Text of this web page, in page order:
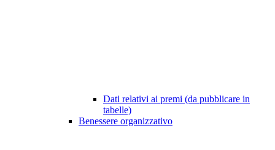
Dati relativi ai premi (da pubblicare in
tabelle)
Benessere organizzativo